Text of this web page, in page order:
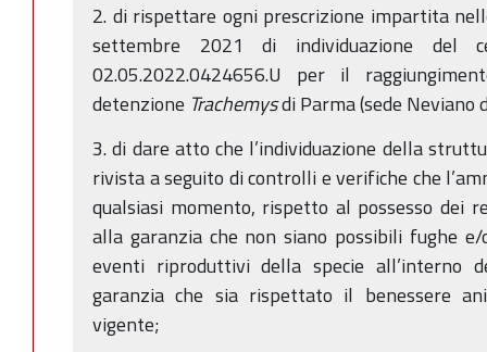
2. di rispettare ogni prescrizione impartita
settembre 2021 di individuazione
02.05.2022.0424656.U per il
detenzione Trachemysdi Parma (sede Neviano
3. di dare atto che l’individuazione della
rivista a seguito di controlli e verifiche che
qualsiasi momento, rispetto al possesso dei
alla garanzia che non siano possibili fughe
eventi riproduttivi della specie
garanzia che sia rispettato il benessere
vigente;